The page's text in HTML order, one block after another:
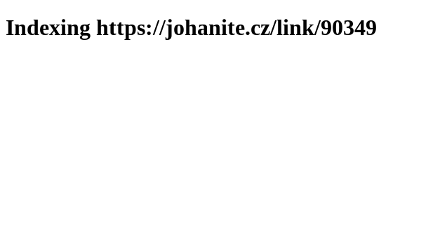
Indexing https://johanite.cz/link/90349